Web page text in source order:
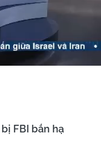
FBI bắn hạ